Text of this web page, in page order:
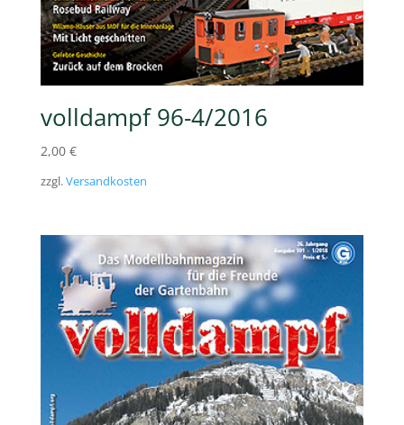
volldampf 96-4/2016
2,00 €
zzgl.Versandkosten